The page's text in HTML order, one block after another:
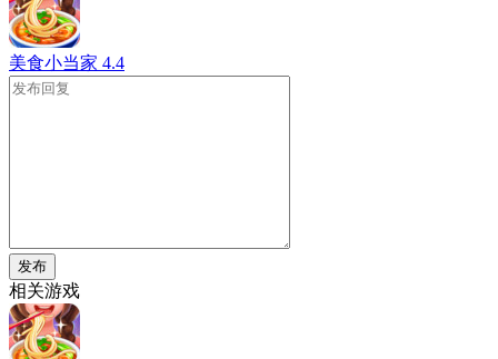
美食小当家 4.4
发布
相关游戏